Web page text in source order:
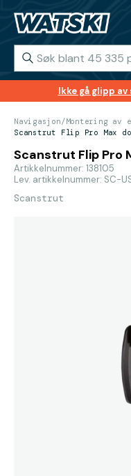
Ikke gå glipp
Navigasjon/Montering av
Scanstrut Flip Pro Max
Scanstrut Flip Pro
Artikkelnummer: 138105
Lev. artikkelnummer: SC-
Scanstrut